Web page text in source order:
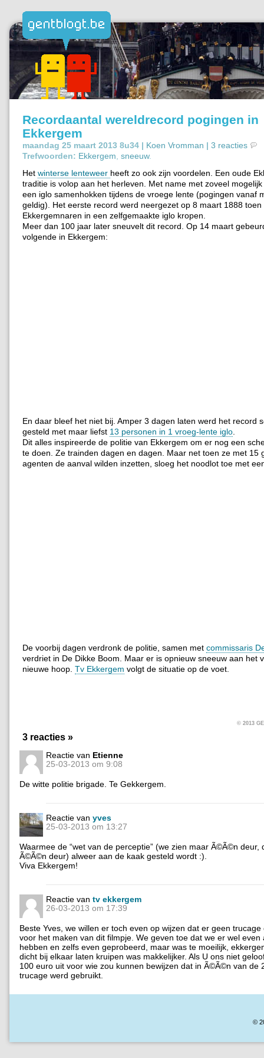
Recordaantal wereldrecord pogingen in
Ekkergem
maandag 25 maart 2013 8u34 | Koen Vromman | 3 reacties
Trefwoorden: Ekkergem sneeuw.
Het winterse lenteweer heeft zo ook zijn voordelen. Een oude
traditie is volop aan het herleven. Met name met zoveel
een iglo samenhokken tijdens de vroege lente (pogingen vanaf
geldig). Het eerste record werd neergezet op 8 maart 1888
Ekkergemnaren in een zelfgemaakte iglo kropen.
Meer dan 100 jaar later sneuvelt dit record. Op 14 maart
volgende in Ekkergem:
En daar bleef het niet bij. Amper 3 dagen laten werd het record
gesteld met maar liefst 13 personen in 1 vroeg-lente iglo
Dit alles inspireerde de politie van Ekkergem om er nog een
te doen. Ze trainden dagen en dagen. Maar net toen ze met 15
agenten de aanval wilden inzetten, sloeg het noodlot toe met
De voorbij dagen verdronk de politie, samen met commissaris
verdriet in De Dikke Boom. Maar er is opnieuw sneeuw aan het
nieuwe hoop. Tv Ekkergem volgt de situatie op de voet.
© 2013
3 reacties »
Reactie van Etienne
25-03-2013 om 9:08
De witte politie brigade. Te Gekkergem.
Reactie van yves
25-03-2013 om 13:27
Waarmee de “wet van de perceptie” (we zien maar Ã©Ã©n deur,
Ã©Ã©n deur) alweer aan de kaak gesteld wordt :).
Viva Ekkergem!
Reactie van tv ekkergem
26-03-2013 om 17:39
Beste Yves, we willen er toch even op wijzen dat er geen
voor het maken van dit filmpje. We geven toe dat we er wel even
hebben en zelfs even geprobeerd, maar was te moeilijk,
dicht bij elkaar laten kruipen was makkelijker. Als U ons niet
100 euro uit voor wie zou kunnen bewijzen dat in Ã©Ã©n van de
trucage werd gebruikt.
©